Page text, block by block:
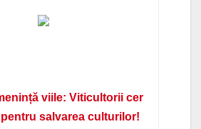
viile: Viticultorii cer
salvarea culturilor!